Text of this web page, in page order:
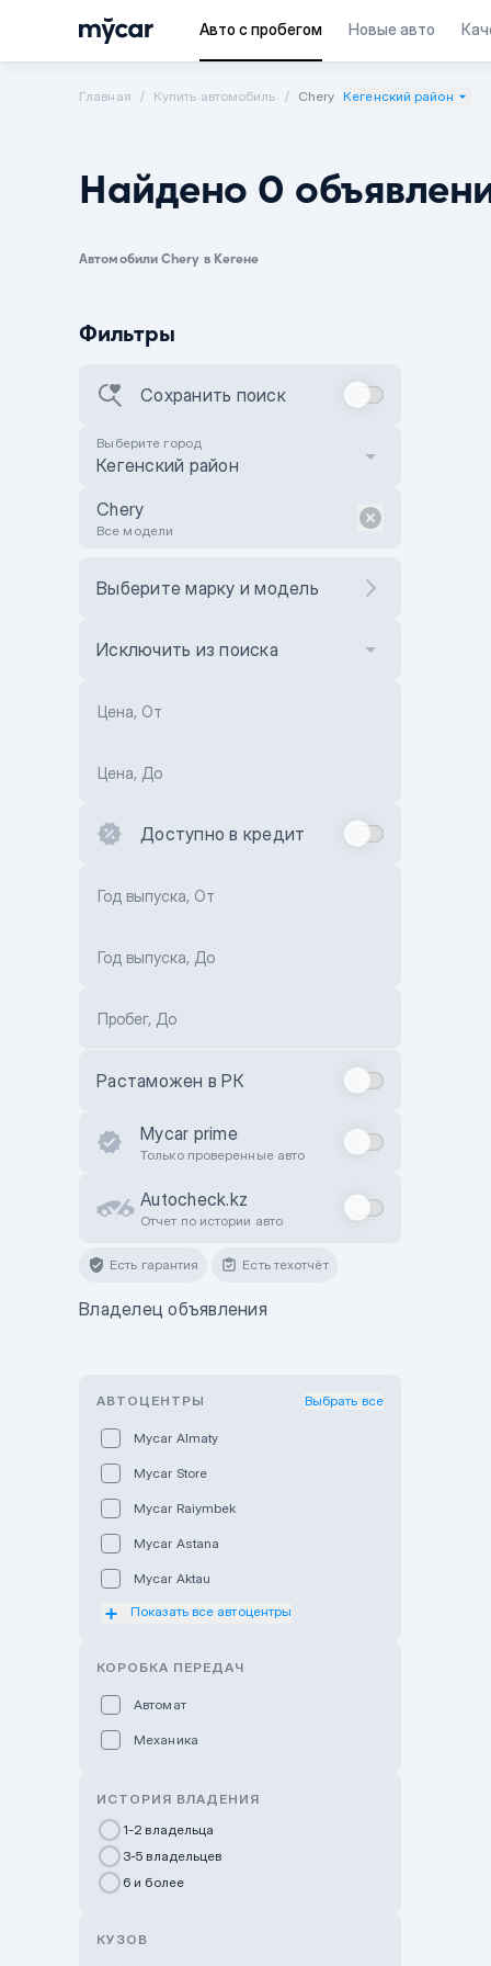
Авто с пробегом Новые авто
Главная Купить автомобиль Chery Кегенский район
Найдено 0
Автомобили Chery в Кегене
Фильтры
Сохранить поиск
Выберите город
Кегенский район
Chery
Все модели
Выберите марку и модель
Исключить из поиска
Цена, От
Цена, До
Доступно в кредит
Год выпуска, От
Год выпуска, До
Пробег, До
Растаможен в РК
Mycar prime
Только проверенные авто
Autocheck.kz
Отчет по истории авто
Есть гарантия Есть техотчёт
Владелец объявления
АВТОЦЕНТРЫ Выбрать все
Mycar Almaty
Mycar Store
Mycar Raiymbek
Mycar Astana
Mycar Aktau
Mycar Uralsk
GWM Nurly Zhol
Chery Astana
Показать все автоцентры
КОРОБКА ПЕРЕДАЧ
Автомат
Механика
ИСТОРИЯ ВЛАДЕНИЯ
1-2 владельца
3-5 владельцев
6 и более
КУЗОВ